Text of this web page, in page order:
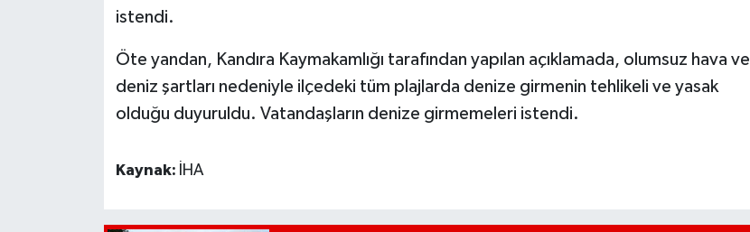
istendi.
Öte yandan, Kandıra Kaymakamlığı tarafından yapılan açıklamada, olumsuz hava ve
deniz şartları nedeniyle ilçedeki tüm plajlarda denize girmenin tehlikeli ve yasak
olduğu duyuruldu. Vatandaşların denize girmemeleri istendi.
Kaynak: İHA